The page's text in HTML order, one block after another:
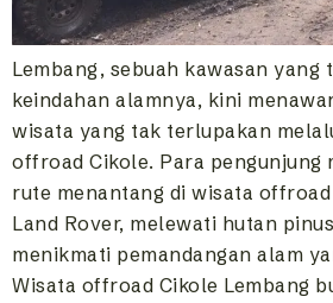
Lembang, sebuah kawasan yang
keindahan alamnya, kini
wisata yang tak terlupakan
offroad Cikole. Para pengunjung
rute menantang di wisata
Land Rover, melewati hutan
menikmati pemandangan alam
Wisata offroad Cikole Lembang